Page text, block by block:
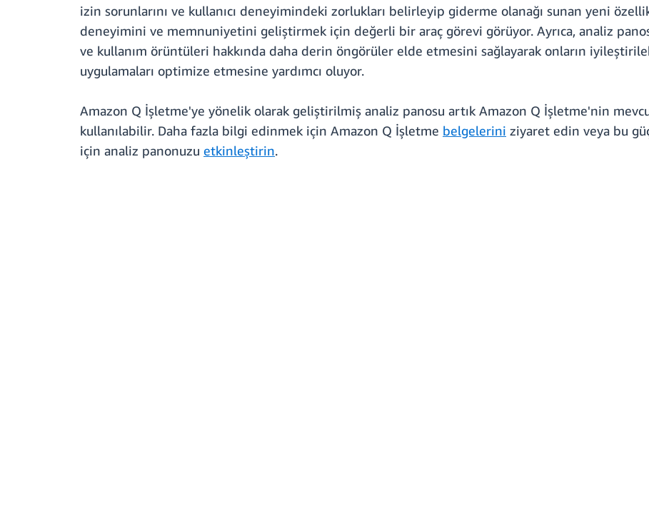
izin sorunlarını ve kullanıcı deneyimindeki zorlukları belirleyip giderme olanağı sunan yeni
deneyimini ve memnuniyetini geliştirmek için değerli bir araç görevi görüyor. Ayrıca, analiz
ve kullanım örüntüleri hakkında daha derin öngörüler elde etmesini sağlayarak onların
uygulamaları optimize etmesine yardımcı oluyor.
Amazon Q İşletme'ye yönelik olarak geliştirilmiş analiz panosu artık Amazon Q İşletme'nin
kullanılabilir. Daha fazla bilgi edinmek için Amazon Q İşletme belgelerini ziyaret edin veya bu
için analiz panonuzu etkinleştirin.